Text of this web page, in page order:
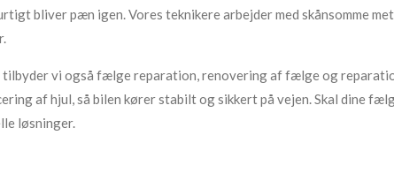
bliver pæn igen. Vores teknikere arbejder med skånsomme
vi også fælge reparation, renovering af fælge og
af hjul, så bilen kører stabilt og sikkert på vejen. Skal dine
løsninger.